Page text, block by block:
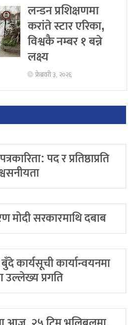
लन्डन प्रशिक्षणमा
करांते स्टार एरिका,
विश्वकै नम्बर १ बन्ने
लक्ष्य
फ्रेब्रवरी ३, २०२६
पद र प्रतिष्ठाप्रति
मोदी सरकारमाथि दबाब
कार्यसूची कार्यान्वयनमा
उल्लेख्य प्रगति